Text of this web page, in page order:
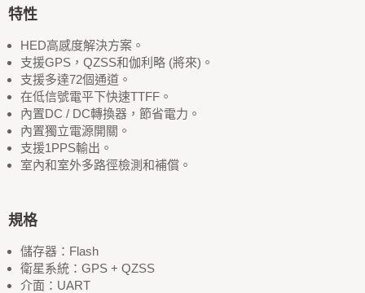
特性
HED高感度解決方案。
支援GPS，QZSS和伽利略 (將來)。
支援多達72個通道。
在低信號電平下快速TTFF。
內置DC / DC轉換器，節省電力。
內置獨立電源開關。
支援1PPS輸出。
室內和室外多路徑檢測和補償。
規格
儲存器：Flash
衛星系統：GPS + QZSS
介面：UART